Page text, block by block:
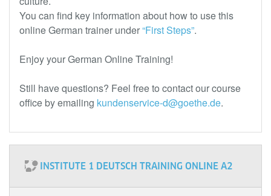
You can find key information about how to use this
online German trainer under“First Steps”.
Enjoy your German Online Training!
Still have questions? Feel free to contact our course
office by emailing kundenservice-d@goethe.de.
INSTITUTE 1 DEUTSCH TRAINING ONLINE A2